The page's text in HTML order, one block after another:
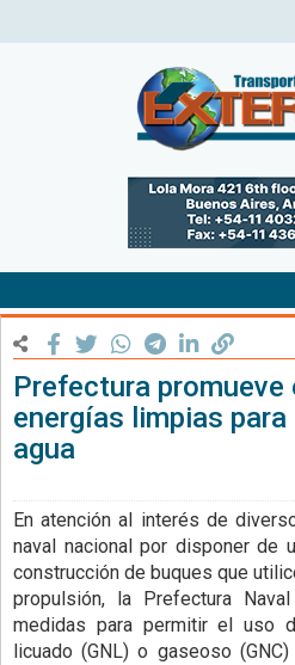
Prefectura promueve
energías limpias
agua
En atención al interés de
naval nacional por disponer de
construcción de buques que
propulsión, la Prefectura
medidas para permitir el uso
licuado (GNL) o gaseoso